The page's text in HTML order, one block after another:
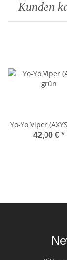
Kunden
Yo-Yo Viper
42,00 € *